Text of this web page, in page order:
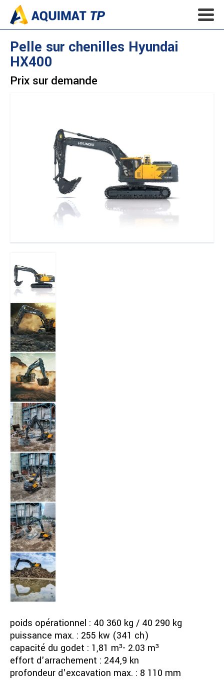
Pelle sur chenilles Hyundai
HX400
Prix sur demande
poids opérationnel : 40 360 kg / 40 290 kg
puissance max. : 255 kw (341 ch)
capacité du godet : 1,81 m³- 2.03 m³
effort d'arrachement : 244,9 kn
profondeur d'excavation max. : 8 110 mm